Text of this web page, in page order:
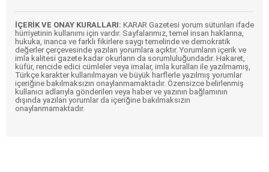
İÇERİK VE ONAY KURALLARI: KARAR Gazetesi yorum sütunları ifade
hürriyetinin kullanımı için vardır. Sayfalarımız, temel insan haklarına,
hukuka, inanca ve farklı fikirlere saygı temelinde ve demokratik
değerler çerçevesinde yazılan yorumlara açıktır. Yorumların içerik ve
imla kalitesi gazete kadar okurların da sorumluluğundadır. Hakaret,
küfür, rencide edici cümleler veya imalar, imla kuralları ile yazılmamış,
Türkçe karakter kullanılmayan ve büyük harflerle yazılmış yorumlar
içeriğine bakılmaksızın onaylanmamaktadır. Özensizce belirlenmiş
kullanıcı adlarıyla gönderilen veya haber ve yazının bağlamının
dışında yazılan yorumlar da içeriğine bakılmaksızın
onaylanmamaktadır.